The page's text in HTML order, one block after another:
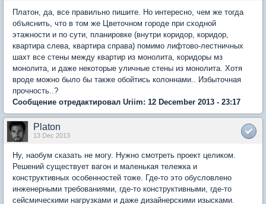
Платон, да, все правильно пишите. Но интересно, чем же тогда
объяснить, что в том же Цветочном городе при сходной
этажности и по сути, планировке (внутри коридор, коридор,
квартира слева, квартира справа) помимо лифтово-лестничных
шахт все стены между квартир из монолита, коридоры мз
монолита, и даже некоторые уличные стены из монолита. Хотя
вроде можно было бы также обойтись колоннами.. Избыточная
прочность..?
Сообщение отредактировал Uriim: 12 December 2013 - 23:17
Platon
13 Dec 2013
Ну, наобум сказать не могу. Нужно смотреть проект целиком.
Решений существует вагон и маленькая тележка и
конструктивных особенностей тоже. Где-то это обусловлено
инженерными требованиями, где-то конструктивными, где-то
сейсмическими нагрузками и даже дизайнерскими изысками.